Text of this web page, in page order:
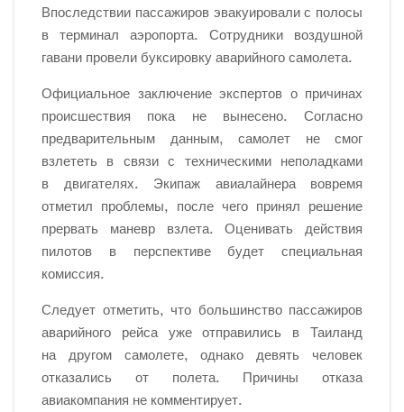
Впоследствии пассажиров эвакуировали с полосы
в терминал аэропорта. Сотрудники воздушной
гавани провели буксировку аварийного самолета.
Официальное заключение экспертов о причинах
происшествия пока не
вынесено. Согласно
предварительным данным, самолет не
смог
взлететь в связи с техническими неполадками
в
двигателях. Экипаж авиалайнера вовремя
отметил проблемы, после чего принял решение
прервать маневр взлета. Оценивать действия
пилотов в
перспективе будет специальная
комиссия.
Следует отметить, что большинство пассажиров
аварийного рейса уже отправились в Таиланд
на другом самолете, однако девять человек
отказались от
полета. Причины отказа
авиакомпания не комментирует.